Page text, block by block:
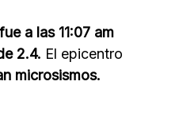
a las 11:07 am
2.4. El epicentro
microsismos.